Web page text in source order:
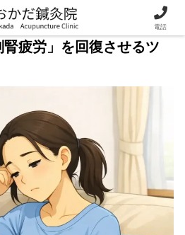
疲労」を回復させるツ
電話